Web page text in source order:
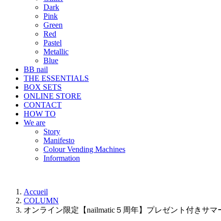
Dark
Pink
Green
Red
Pastel
Metallic
Blue
BB nail
THE ESSENTIALS
BOX SETS
ONLINE STORE
CONTACT
HOW TO
We are
Story
Manifesto
Colour Vending Machines
Information
Accueil
COLUMN
オンライン限定【nailmatic５周年】プレゼント付きサマ